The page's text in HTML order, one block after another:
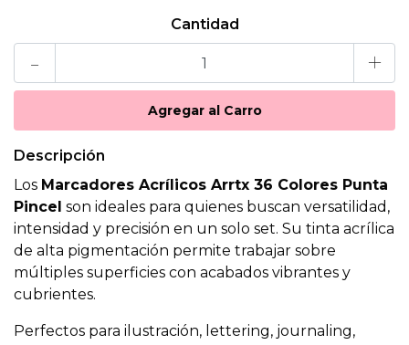
Cantidad
- +
Descripción
Los Marcadores Acrílicos Arrtx 36 Colores Punta
Pincel son ideales para quienes buscan versatilidad,
intensidad y precisión en un solo set. Su tinta acrílica
de alta pigmentación permite trabajar sobre
múltiples superficies con acabados vibrantes y
cubrientes.
Perfectos para ilustración, lettering, journaling,